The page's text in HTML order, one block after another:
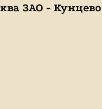
ЗАО - Кунцево